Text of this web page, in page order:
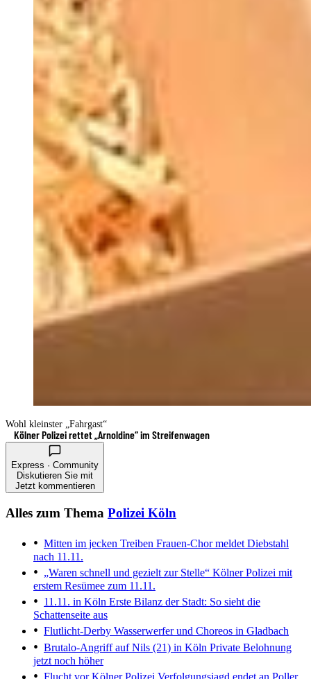
Wohl kleinster „Fahrgast“
Kölner Polizei rettet „Arnoldine“ im Streifenwagen
Express · Community
Diskutieren Sie mit
Jetzt kommentieren
Alles zum Thema Polizei Köln
Mitten im jecken Treiben Frauen-Chor meldet Diebstahl
nach 11.11.
„Waren schnell und gezielt zur Stelle“ Kölner Polizei mit
erstem Resümee zum 11.11.
11.11. in Köln Erste Bilanz der Stadt: So sieht die
Schattenseite aus
Flutlicht-Derby Wasserwerfer und Choreos in Gladbach
Brutalo-Angriff auf Nils (21) in Köln Private Belohnung
jetzt noch höher